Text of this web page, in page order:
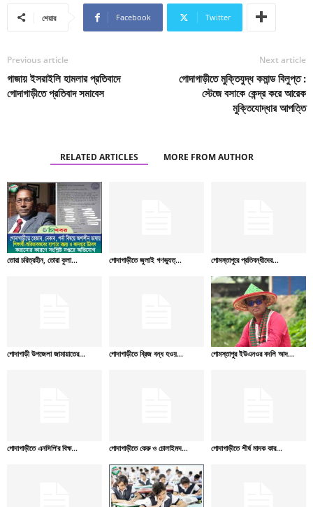
শেয়ার Facebook Twitter
Previous article
গাজায় ইসরাইলি হামলার প্রতিবাদে
গোদাগাড়ীতে প্রতিবাদ সমাবেস
Next article
গোদাগাড়ীতে মুক্তিযুদ্ধ কমান্ড বিলুপ্ত :
স্টেজে বসাকে কেন্দ্র করে আরেক
মুক্তিযোদ্ধার আপত্তি
RELATED ARTICLES MORE FROM AUTHOR
তোরা চরিত্রহীন, তোরা কুলা... গোদাগাড়ীতে জুলাই গণভ্যুত্... গোমস্তাপুরে প্রতিবন্ধীদের...
গোদাগাড়ী উপজেলা জামায়াতের... গোদাগাড়ীতে ব্রিজ বন্ধ হওয়... গোমস্তাপুর ইউএনওর বদলি আদ...
গোদাগাড়ীতে এনসিপি’র বিক্ষ... গোদাগাড়ীতে কেরু ও চোলাইমদ... গোদাগাড়ীতে শীর্ষ মাদক কার...